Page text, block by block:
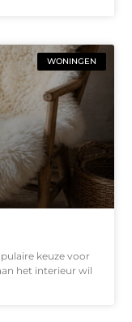
WONINGEN
keuze voor
het interieur wil